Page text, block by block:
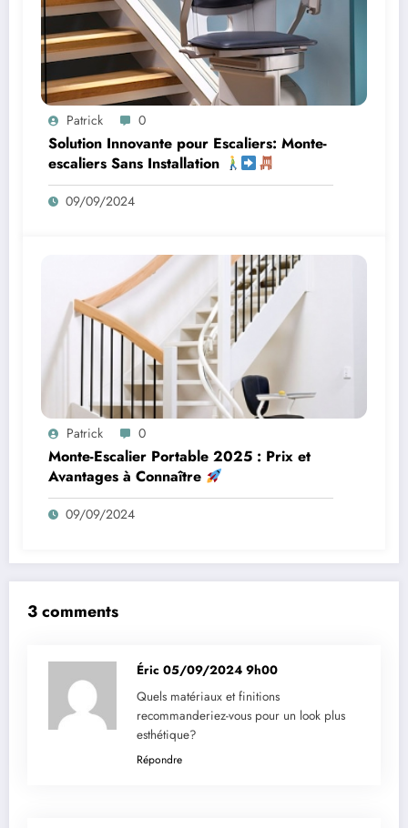
Patrick 0
Solution Innovante pour Escaliers: Monte-
escaliers Sans Installation
09/09/2024
Patrick 0
Monte-Escalier Portable 2025 : Prix et
Avantages à Connaître
09/09/2024
3 comments
Éric 05/09/2024 9h00
Quels matériaux et finitions
recommanderiez-vous pour un look plus
esthétique?
Répondre